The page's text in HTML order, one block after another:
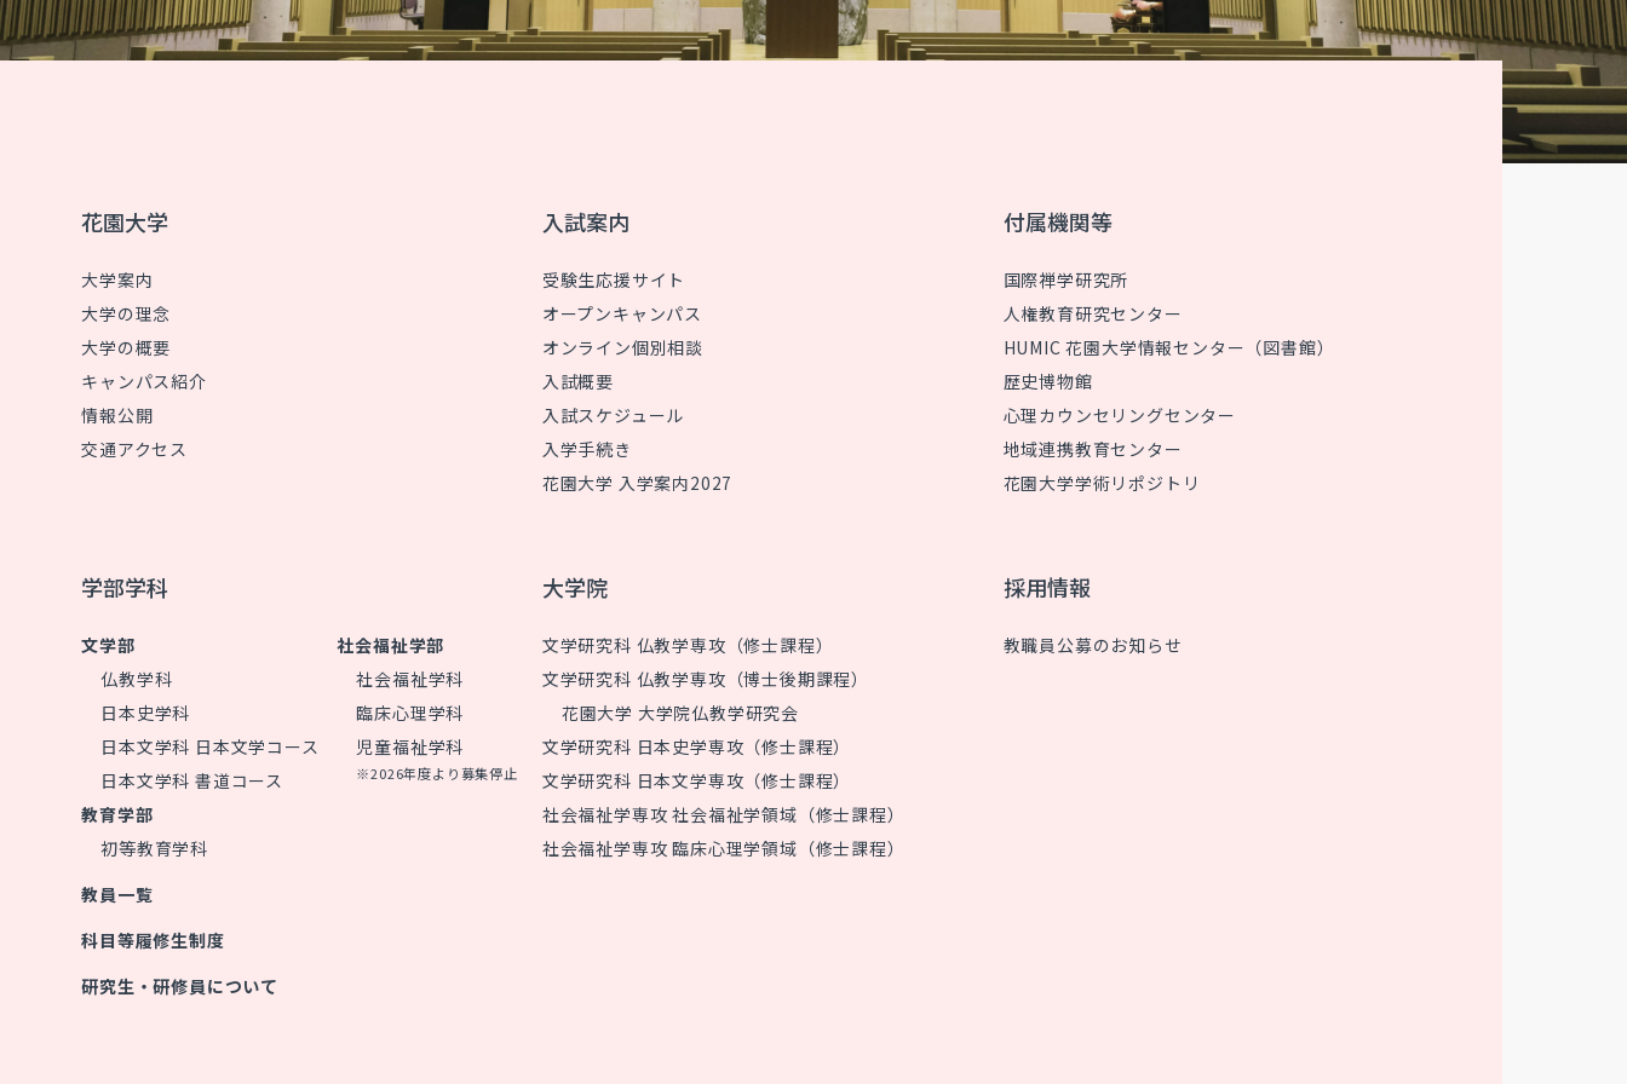
花園大学
大学案内
大学の理念
大学の概要
キャンパス紹介
情報公開
交通アクセス
入試案内
受験生応援サイト
オープンキャンパス
オンライン個別相談
入試概要
入試スケジュール
入学手続き
花園大学 入学案内2027
付属機関等
国際禅学研究所
人権教育研究センター
HUMIC 花園大学情報センター（図書館）
歴史博物館
心理カウンセリングセンター
地域連携教育センター
花園大学学術リポジトリ
学部学科
文学部
仏教学科
日本史学科
日本文学科 日本文学コース
日本文学科 書道コース
社会福祉学部
社会福祉学科
臨床心理学科
児童福祉学科
※2026年度より募集停止
教育学部
初等教育学科
教員一覧
科目等履修生制度
研究生・研修員について
大学院
文学研究科 仏教学専攻（修士課程）
文学研究科 仏教学専攻（博士後期課程）
花園大学 大学院仏教学研究会
文学研究科 日本史学専攻（修士課程）
文学研究科 日本文学専攻（修士課程）
社会福祉学専攻 社会福祉学領域（修士課程）
社会福祉学専攻 臨床心理学領域（修士課程）
採用情報
教職員公募のお知らせ